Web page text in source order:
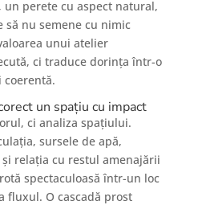
un perete cu aspect natural,
să nu semene cu nimic
unui atelier
ci traduce dorința într-o
coerentă.
un spațiu cu impact
ci analiza spațiului.
sursele de apă,
relația cu restul amenajării
spectaculoasă într-un loc
fluxul. O cascadă prost